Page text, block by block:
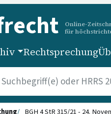
Online-
für
Rechtsprechung
BGH 4 StR 315/21 - 24.